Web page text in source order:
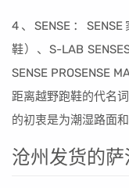
4、SENSE：
鞋）、S-LAB
SENSE PROSENSE
距离越野跑鞋的代名
的初衷是为潮湿路面
沧州发货的